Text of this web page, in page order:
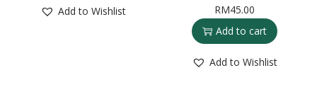
Add to Wishlist RM45.00
Add to cart
Add to Wishlist